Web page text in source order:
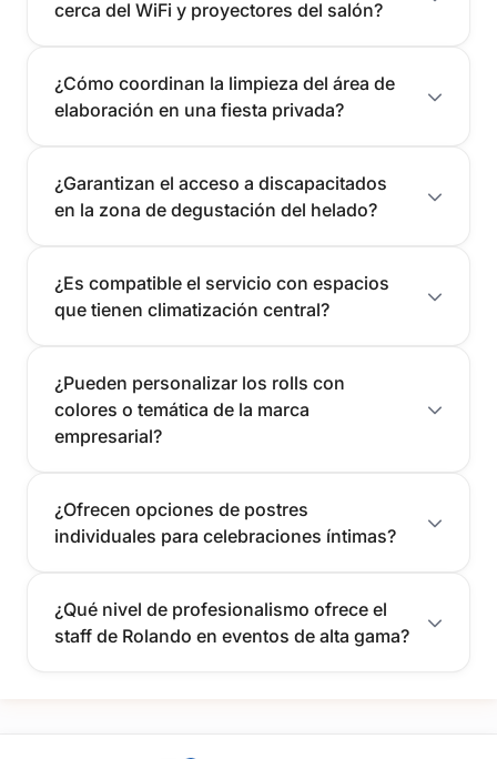
cerca del WiFi y proyectores del salón?
¿Cómo coordinan la limpieza del área de
elaboración en una fiesta privada?
¿Garantizan el acceso a discapacitados
en la zona de degustación del helado?
¿Es compatible el servicio con espacios
que tienen climatización central?
¿Pueden personalizar los rolls con
colores o temática de la marca
empresarial?
¿Ofrecen opciones de postres
individuales para celebraciones íntimas?
¿Qué nivel de profesionalismo ofrece el
staff de Rolando en eventos de alta gama?